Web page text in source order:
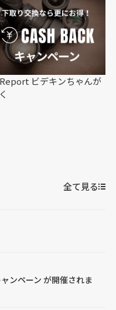
全て見る
ンペーン が開催されま